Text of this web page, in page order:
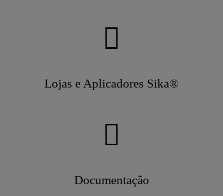
Lojas e Aplicadores Sika®
Documentação